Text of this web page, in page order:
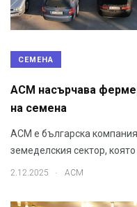
СЕМЕНА
АСМ насърчава
на семена
АСМ е българска
земеделския сектор,
2.12.2025 . АСМ